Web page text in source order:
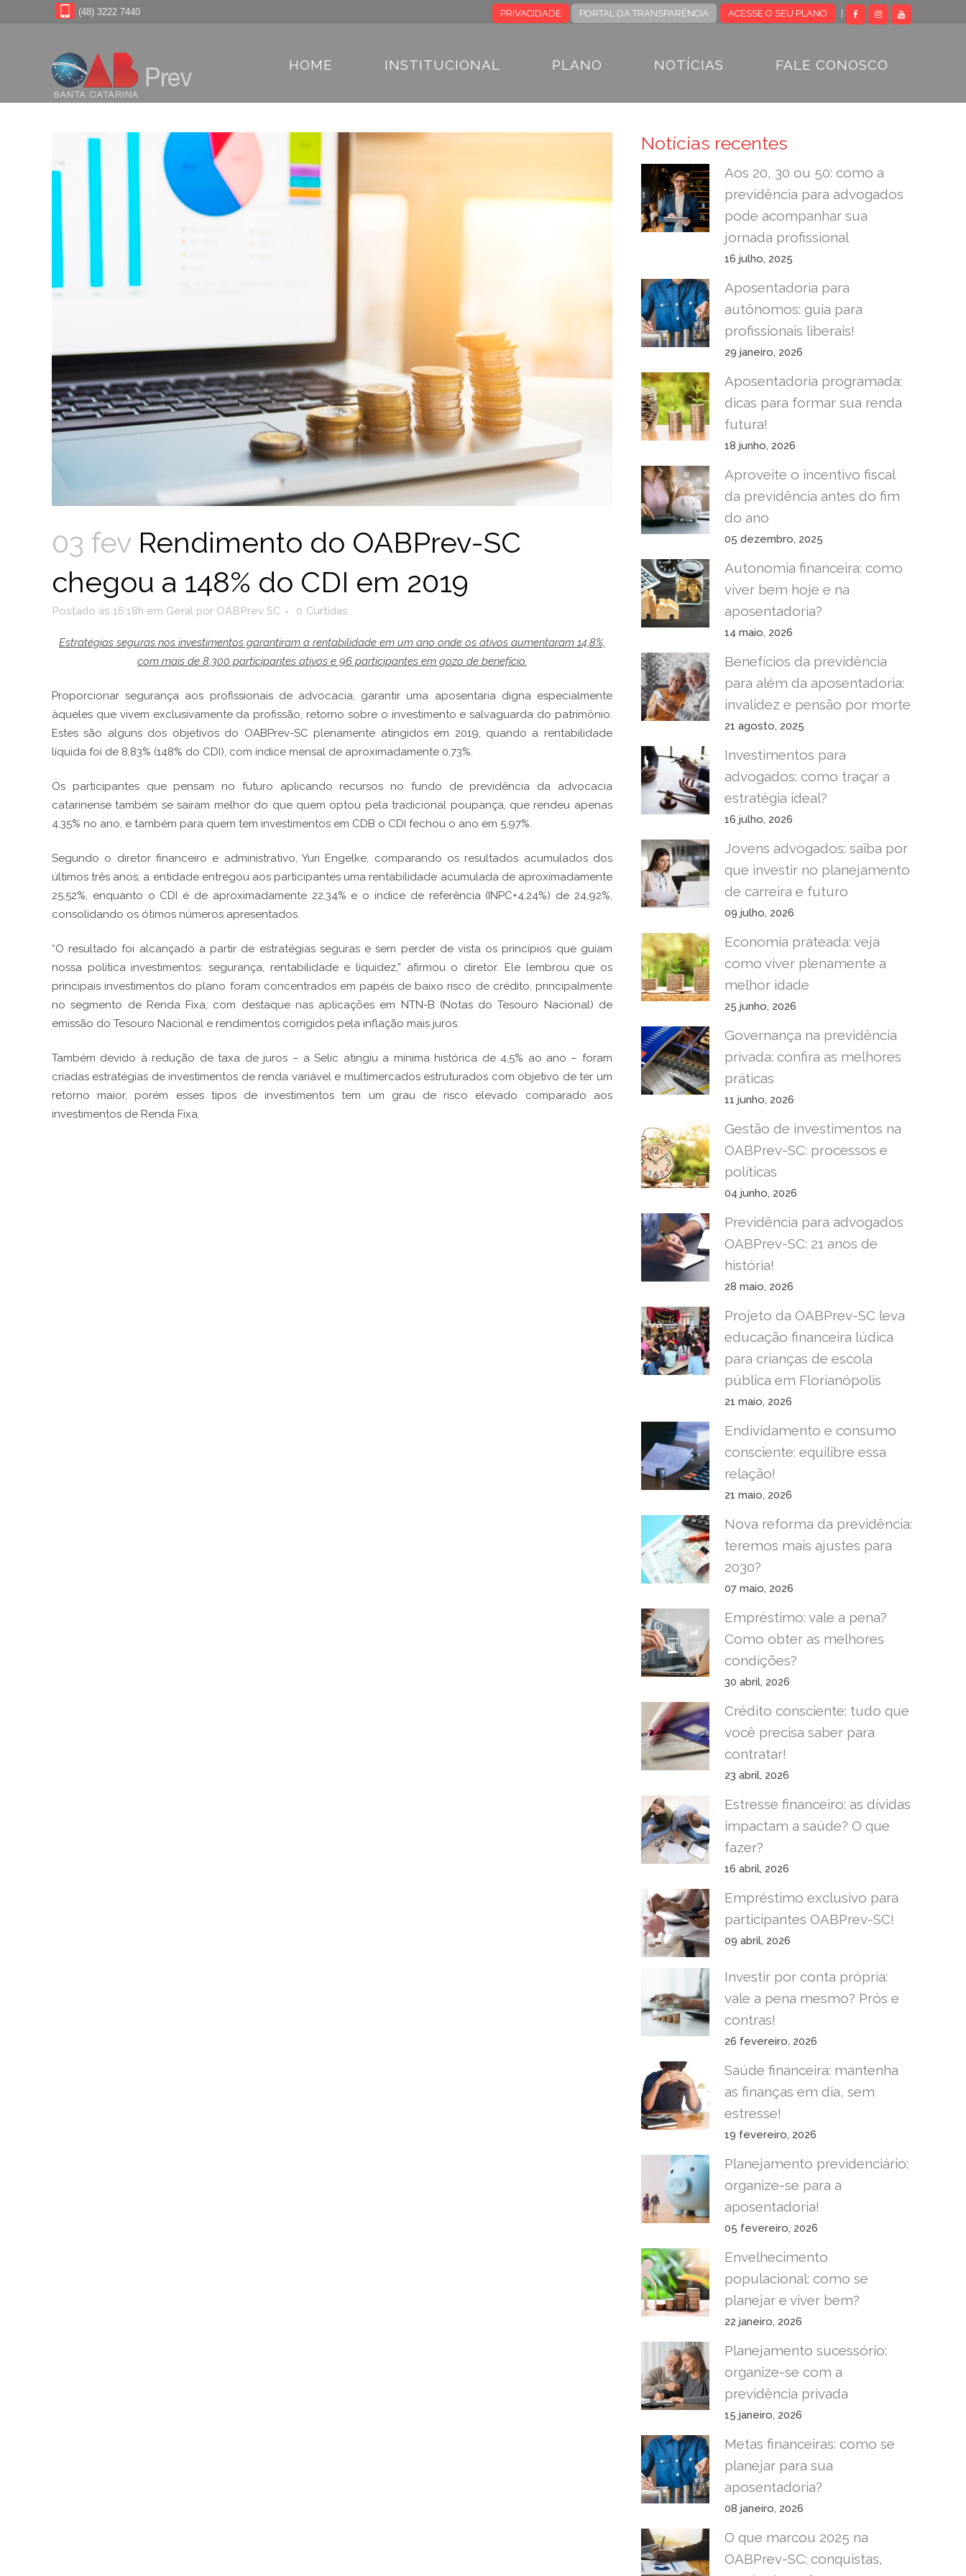
(48) 3222 7440 PRIVACIDADE PORTAL DA TRANSPARÊNCIA ACESSE O SEU PLANO
HOME INSTITUCIONAL PLANO NOTÍCIAS FALE CONOSCO
03 fev Rendimento do OABPrev-SC
chegou a 148% do CDI em 2019
Postado às 16:18h em Geral por OABPrev SC 0 Curtidas
Estratégias seguras nos investimentos garantiram a rentabilidade em um ano onde os ativos aumentaram 14,8%,
com mais de 8.300 participantes ativos e 96 participantes em gozo de benefício.
Proporcionar segurança aos profissionais de advocacia, garantir uma aposentaria digna especialmente
àqueles que vivem exclusivamente da profissão, retorno sobre o investimento e salvaguarda do patrimônio.
Estes são alguns dos objetivos do OABPrev-SC plenamente atingidos em 2019, quando a rentabilidade
líquida foi de 8,83% (148% do CDI), com índice mensal de aproximadamente 0,73%.
Os participantes que pensam no futuro aplicando recursos no fundo de previdência da advocacia
catarinense também se saíram melhor do que quem optou pela tradicional poupança, que rendeu apenas
4,35% no ano, e também para quem tem investimentos em CDB o CDI fechou o ano em 5,97%.
Segundo o diretor financeiro e administrativo, Yuri Engelke, comparando os resultados acumulados dos
últimos três anos, a entidade entregou aos participantes uma rentabilidade acumulada de aproximadamente
25,52%, enquanto o CDI é de aproximadamente 22,34% e o índice de referência (INPC+4,24%) de 24,92%,
consolidando os ótimos números apresentados.
“O resultado foi alcançado a partir de estratégias seguras e sem perder de vista os princípios que guiam
nossa política investimentos: segurança, rentabilidade e liquidez,” afirmou o diretor. Ele lembrou que os
principais investimentos do plano foram concentrados em papéis de baixo risco de crédito, principalmente
no segmento de Renda Fixa, com destaque nas aplicações em NTN-B (Notas do Tesouro Nacional) de
emissão do Tesouro Nacional e rendimentos corrigidos pela inflação mais juros.
Também devido à redução de taxa de juros – a Selic atingiu a mínima histórica de 4,5% ao ano – foram
criadas estratégias de investimentos de renda variável e multimercados estruturados com objetivo de ter um
retorno maior, porém esses tipos de investimentos tem um grau de risco elevado comparado aos
investimentos de Renda Fixa.
Notícias recentes
Aos 20, 30 ou 50: como a
previdência para advogados
pode acompanhar sua
jornada profissional
16 julho, 2025
Aposentadoria para
autônomos: guia para
profissionais liberais!
29 janeiro, 2026
Aposentadoria programada:
dicas para formar sua renda
futura!
18 junho, 2026
Aproveite o incentivo fiscal
da previdência antes do fim
do ano
05 dezembro, 2025
Autonomia financeira: como
viver bem hoje e na
aposentadoria?
14 maio, 2026
Benefícios da previdência
para além da aposentadoria:
invalidez e pensão por morte
21 agosto, 2025
Investimentos para
advogados: como traçar a
estratégia ideal?
16 julho, 2026
Jovens advogados: saiba por
que investir no planejamento
de carreira e futuro
09 julho, 2026
Economia prateada: veja
como viver plenamente a
melhor idade
25 junho, 2026
Governança na previdência
privada: confira as melhores
práticas
11 junho, 2026
Gestão de investimentos na
OABPrev-SC: processos e
políticas
04 junho, 2026
Previdência para advogados
OABPrev-SC: 21 anos de
história!
28 maio, 2026
Projeto da OABPrev-SC leva
educação financeira lúdica
para crianças de escola
pública em Florianópolis
21 maio, 2026
Endividamento e consumo
consciente: equilibre essa
relação!
21 maio, 2026
Nova reforma da previdência:
teremos mais ajustes para
2030?
07 maio, 2026
Empréstimo: vale a pena?
Como obter as melhores
condições?
30 abril, 2026
Crédito consciente: tudo que
você precisa saber para
contratar!
23 abril, 2026
Estresse financeiro: as dívidas
impactam a saúde? O que
fazer?
16 abril, 2026
Empréstimo exclusivo para
participantes OABPrev-SC!
09 abril, 2026
Investir por conta própria:
vale a pena mesmo? Prós e
contras!
26 fevereiro, 2026
Saúde financeira: mantenha
as finanças em dia, sem
estresse!
19 fevereiro, 2026
Planejamento previdenciário:
organize-se para a
aposentadoria!
05 fevereiro, 2026
Envelhecimento
populacional: como se
planejar e viver bem?
22 janeiro, 2026
Planejamento sucessório:
organize-se com a
previdência privada
15 janeiro, 2026
Metas financeiras: como se
planejar para sua
aposentadoria?
08 janeiro, 2026
O que marcou 2025 na
OABPrev-SC: conquistas,